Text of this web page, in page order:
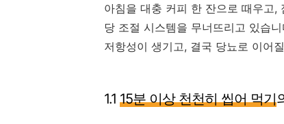
아침을 대충 커피 한 잔으로 때우고,
당 조절 시스템을 무너뜨리고 있습
저항성이 생기고, 결국 당뇨로 이어
1.1 15분 이상 천천히 씹어 먹기